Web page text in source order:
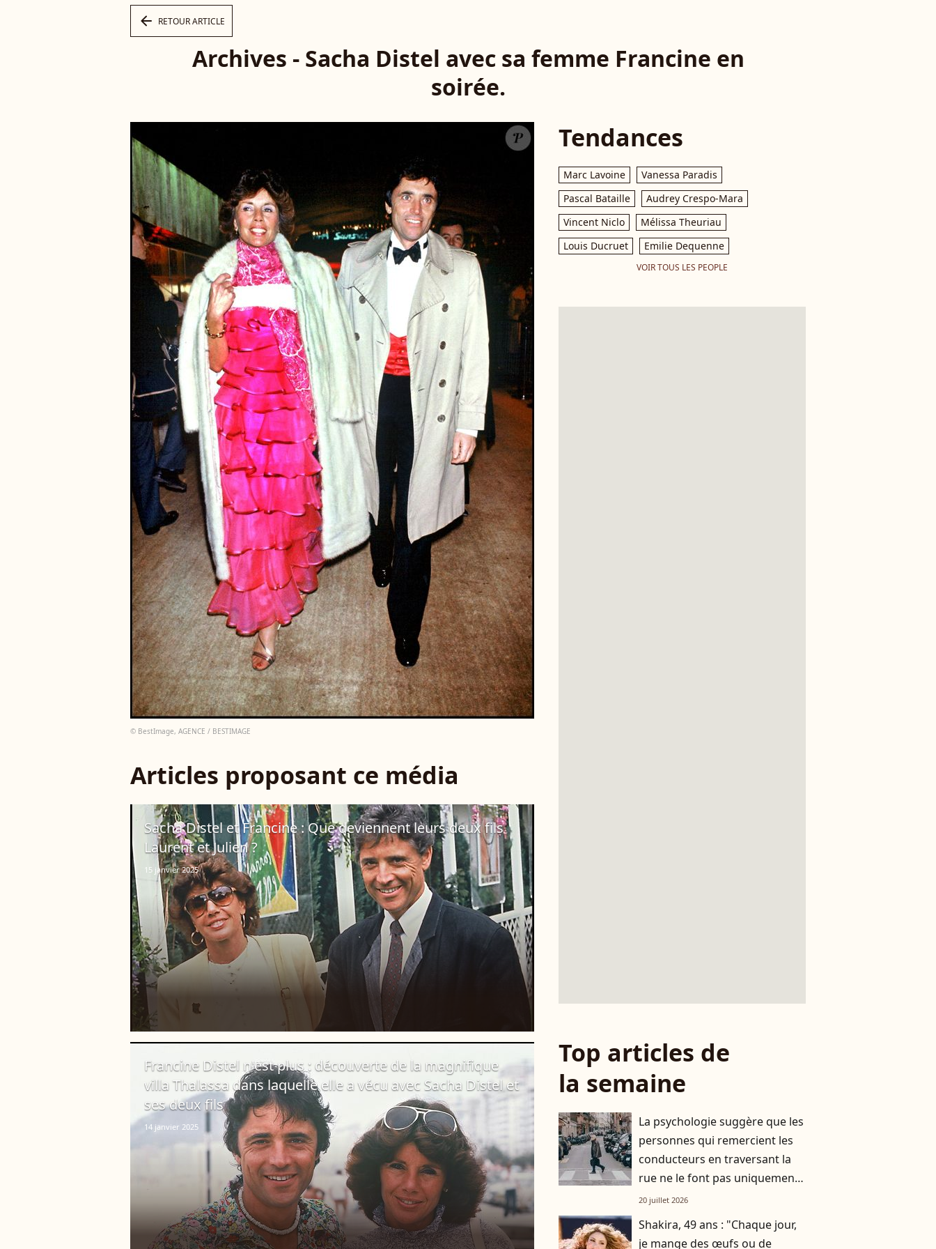
arrow_left RETOUR ARTICLE
Archives - Sacha Distel avec sa femme Francine en
soirée.
© BestImage, AGENCE / BESTIMAGE
Articles proposant ce média
Sacha Distel et Francine : Que deviennent leurs deux fils
Laurent et Julien ?
15 janvier 2025
Francine Distel n'est plus : découverte de la magnifique
villa Thalassa dans laquelle elle a vécu avec Sacha Distel et
ses deux fils
14 janvier 2025
Tendances
Marc Lavoine
Vanessa Paradis
Pascal Bataille
Audrey Crespo-Mara
Vincent Niclo
Mélissa Theuriau
Louis Ducruet
Emilie Dequenne
VOIR TOUS LES PEOPLE
Top articles de
la semaine
La psychologie suggère que les
personnes qui remercient les
conducteurs en traversant la
rue ne le font pas uniquement
par gratitude
20 juillet 2026
Shakira, 49 ans : "Chaque jour,
je mange des œufs ou de